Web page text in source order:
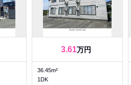
3.61万円
36.45m²
1DK